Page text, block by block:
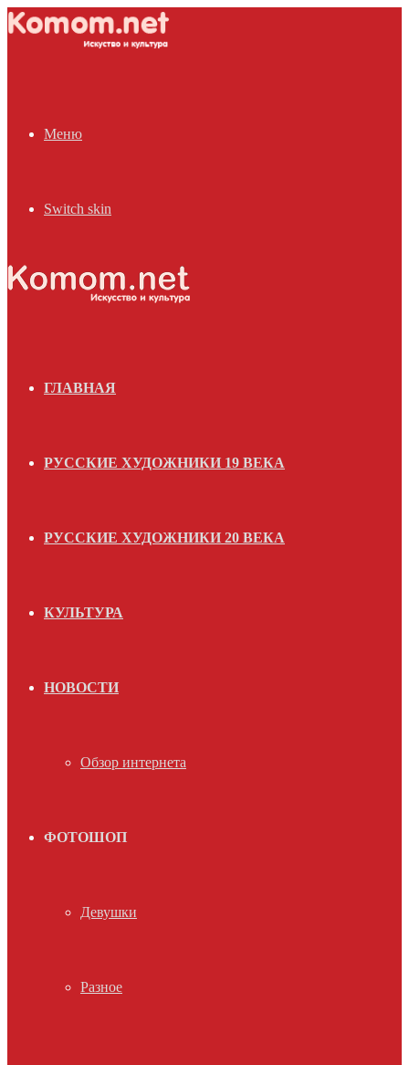
Меню
Switch skin
ГЛАВНАЯ
РУССКИЕ ХУДОЖНИКИ 19 ВЕКА
РУССКИЕ ХУДОЖНИКИ 20 ВЕКА
КУЛЬТУРА
НОВОСТИ
Обзор интернета
ФОТОШОП
Девушки
Разное